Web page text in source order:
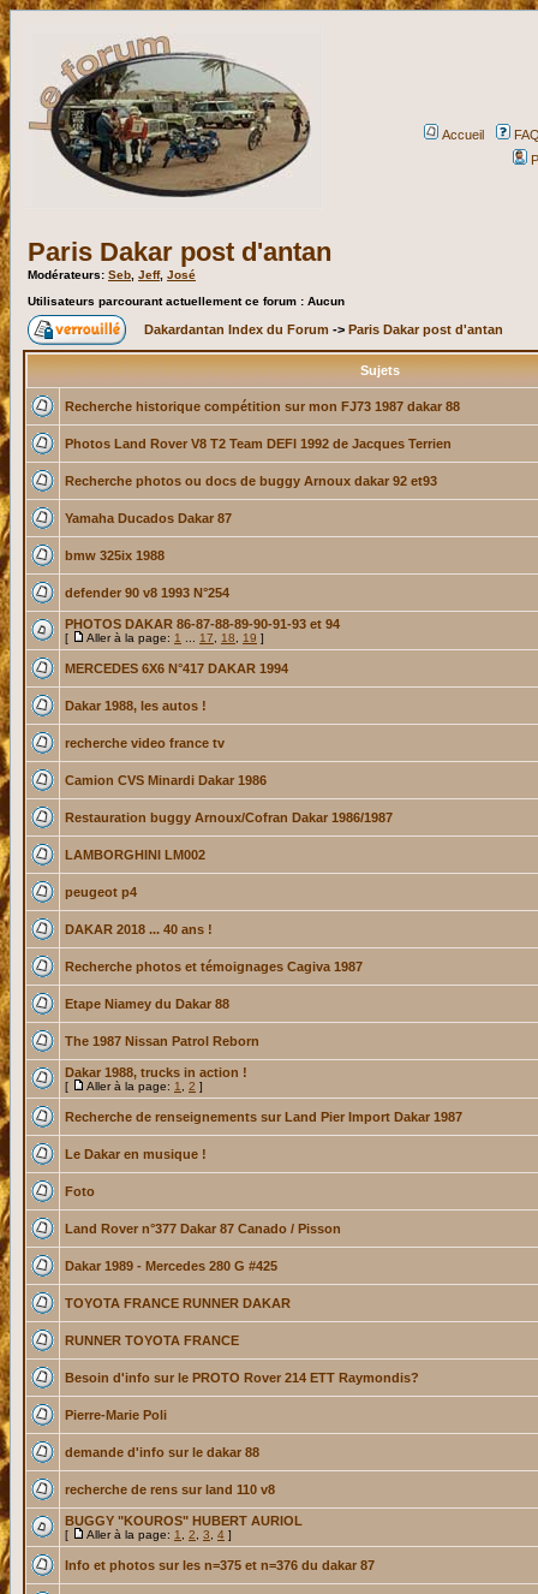
Accueil
Paris Dakar post d'antan
Modérateurs: Seb Jeff, José
Utilisateurs parcourant actuellement ce forum : Aucun
Dakardantan Index du Forum -> Paris Dakar post d'antan
Sujets
Recherche historique compétition sur mon FJ73 1987 dakar 88
Photos Land Rover V8 T2 Team DEFI 1992 de Jacques Terrien
Recherche photos ou docs de buggy Arnoux dakar 92 et93
Yamaha Ducados Dakar 87
bmw 325ix 1988
defender 90 v8 1993 N°254
PHOTOS DAKAR 86-87-88-89-90-91-93 et 94
[ Aller à la page: 1 17 18 19 ]
MERCEDES 6X6 N°417 DAKAR 1994
Dakar 1988, les autos !
recherche video france tv
Camion CVS Minardi Dakar 1986
Restauration buggy Arnoux/Cofran Dakar 1986/1987
LAMBORGHINI LM002
peugeot p4
DAKAR 2018 ... 40 ans !
Recherche photos et témoignages Cagiva 1987
Etape Niamey du Dakar 88
The 1987 Nissan Patrol Reborn
Dakar 1988, trucks in action !
[ Aller à la page: 1 2 ]
Recherche de renseignements sur Land Pier Import Dakar 1987
Le Dakar en musique !
Foto
Land Rover n°377 Dakar 87 Canado / Pisson
Dakar 1989 - Mercedes 280 G #425
TOYOTA FRANCE RUNNER DAKAR
RUNNER TOYOTA FRANCE
Besoin d'info sur le PROTO Rover 214 ETT Raymondis?
Pierre-Marie Poli
demande d'info sur le dakar 88
recherche de rens sur land 110 v8
BUGGY "KOUROS" HUBERT AURIOL
[ Aller à la page: 1 2 3 4 ]
Info et photos sur les n=375 et n=376 du dakar 87